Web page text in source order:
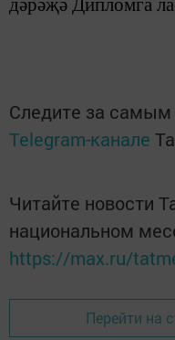
дәрәҗә Дипломга
Следите за
Telegram-канале
Читайте новости
национальном
https://max.ru/
Перейти на